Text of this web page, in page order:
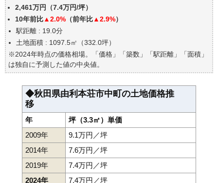
公示地価はいくら
エリアの将来性を人口予想から検討しよう
自分の年収でいくらの不動産が買える？
2,461万円（7.4万円/坪）
10年前比▲2.0% （前年比▲2.9%）
駅距離 : 19.0分
土地面積 : 1097.5㎡（332.0坪）
※2024年時点の価格相場。「価格」「築数」「駅距離」「面積」
は独自に予測した値の中央値。
◆秋田県由利本荘市中町の土地価格推
移
年
坪（3.3㎡）単価
2009年
9.1万円／坪
2014年
7.6万円／坪
2019年
7.4万円／坪
2024年
7.4万円／坪